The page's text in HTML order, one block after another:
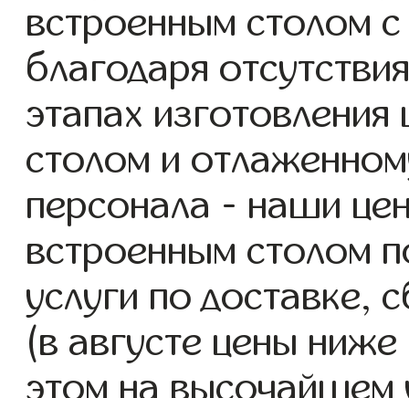
встроенным столом
благодаря
этапах
столом и
персонала - наши
встроенным столом
услуги по доставке,
(в августе цены
этом на